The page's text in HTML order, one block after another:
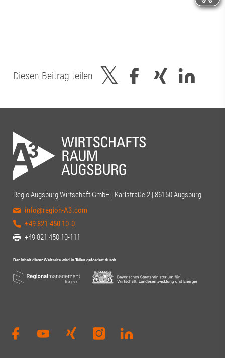
Diesen Beitrag teilen
Regio Augsburg Wirtschaft GmbH | Karlstraße 2 | 86150 Augsburg
info@region-A3.com
+49 821 450 10-0
+49 821 450 10-111